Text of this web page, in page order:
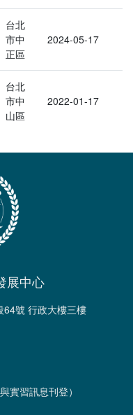
台北
市中
正區
2024-05-17
台北
市中
山區
2022-01-17
展中心
號 行政大樓三樓
實習訊息刊登）